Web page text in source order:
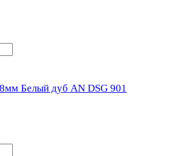
Белый дуб AN DSG 901